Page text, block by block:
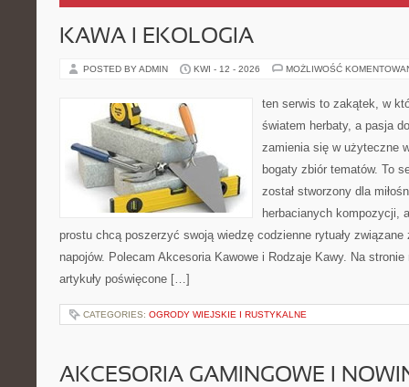
KAWA I EKOLOGIA
POSTED BY ADMIN KWI - 12 - 2026 MOŻLIWOŚĆ
ten serwis to zakątek, w
światem herbaty, a pasja
zamienia się w użyteczne
bogaty zbiór tematów. To
został stworzony dla
herbacianych kompozycji,
prostu chcą poszerzyć swoją wiedzę codzienne rytuały
napojów. Polecam Akcesoria Kawowe i Rodzaje Kawy. Na
artykuły poświęcone […]
CATEGORIES: OGRODY WIEJSKIE I RUSTYKALNE
AKCESORIA GAMINGOWE I